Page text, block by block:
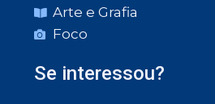
Arte e Grafia
Foco
Se interessou?